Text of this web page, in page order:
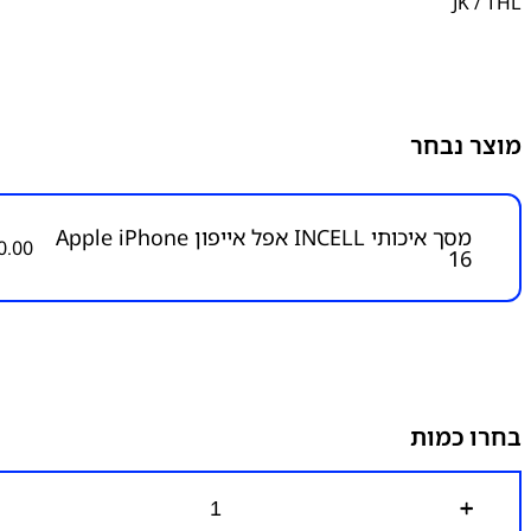
מוצר נבחר
מסך איכותי INCELL אפל אייפון Apple iPhone
16
בחרו כמות